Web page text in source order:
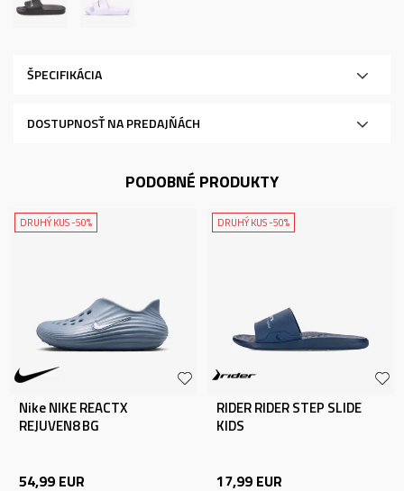
ŠPECIFIKÁCIA
DOSTUPNOSŤ NA PREDAJŇÁCH
PODOBNÉ PRODUKTY
DRUHÝ KUS -50%
Nike NIKE REACTX
REJUVEN8 BG
54,99 EUR
DRUHÝ KUS -50%
RIDER RIDER STEP SLIDE
KIDS
17,99 EUR